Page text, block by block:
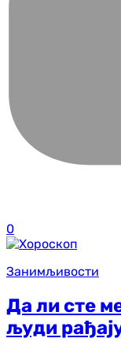
0
Занимљивости
Да ли сте
људи